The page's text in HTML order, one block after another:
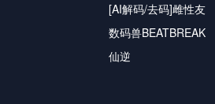
[AI解码/去码]雌性友
数码兽BEATBREAK
仙逆